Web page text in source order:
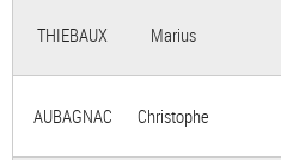
THIEBAUX Marius
AUBAGNAC Christophe